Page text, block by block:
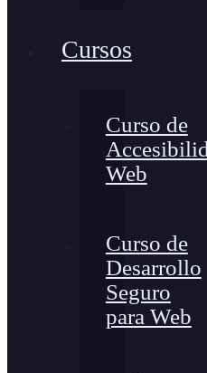
Cursos
Curso de
Web
Curso de
Desarrollo
Seguro
para Web